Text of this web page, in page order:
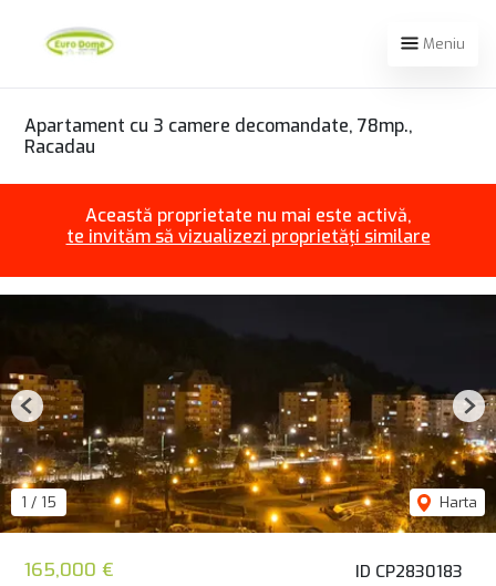
Meniu
Apartament cu 3 camere decomandate, 78mp.,
Racadau
Această proprietate nu mai este activă,
te invităm să vizualizezi proprietăți similare
ID CP2830183
165,000 €
1 / 15 Harta
Previous